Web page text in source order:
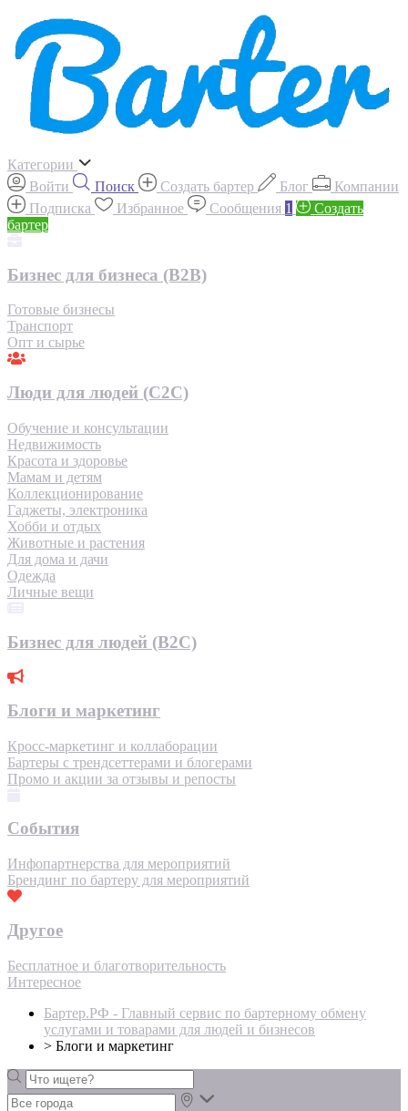
Категории
Войти
Поиск Создать бартер Блог
Компании
Подписка
Избранное Сообщения 1
Создать
бартер
Бизнес для бизнеса (B2B)
Готовые бизнесы
Транспорт
Опт и сырье
Люди для людей (С2С)
Обучение и консультации
Недвижимость
Красота и здоровье
Мамам и детям
Коллекционирование
Гаджеты, электроника
Хобби и отдых
Животные и растения
Для дома и дачи
Одежда
Личные вещи
Бизнес для людей (B2C)
Блоги и маркетинг
Кросс-маркетинг и коллаборации
Бартеры с трендсеттерами и блогерами
Промо и акции за отзывы и репосты
События
Инфопартнерства для мероприятий
Брендинг по бартеру для мероприятий
Другое
Бесплатное и благотворительность
Интересное
Бартер.РФ - Главный сервис по бартерному обмену
услугами и товарами для людей и бизнесов
> Блоги и маркетинг